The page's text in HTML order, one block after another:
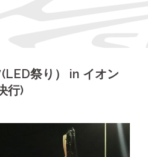
祭り） in イオン
行)